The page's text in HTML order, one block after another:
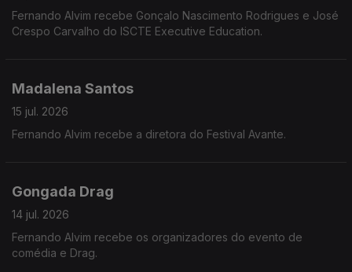
Fernando Alvim recebe Gonçalo Nascimento Rodrigues e José
Crespo Carvalho do ISCTE Executive Education.
Madalena Santos
15 jul. 2026
Fernando Alvim recebe a diretora do Festival Avante.
Gongada Drag
14 jul. 2026
Fernando Alvim recebe os organizadores do evento de
comédia e Drag.